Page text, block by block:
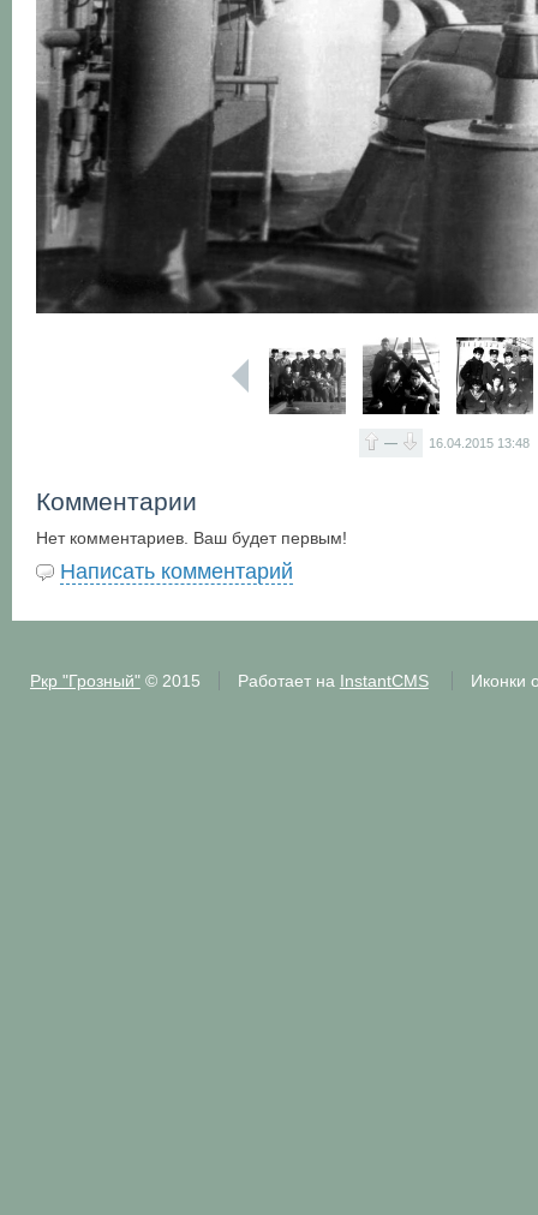
— 16.04.2015 13:48
Комментарии
Нет комментариев. Ваш будет первым!
Написать комментарий
Ркр "Грозный"© 2015 Работает на InstantCMS Иконки